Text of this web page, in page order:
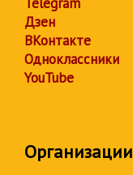
Дзен
ВКонтакте
Одноклассники
YouTube
Организации